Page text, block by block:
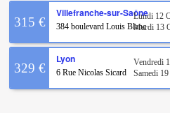
315 €
Villefranche-sur-Saône
384 boulevard Louis Blanc
Lundi 12
Mardi 13
329 €
Lyon
6 Rue Nicolas Sicard
Vendredi
Samedi